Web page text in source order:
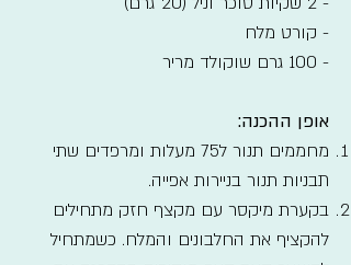
- קורט מלח
- 100 גרם שוקולד מריר
אופן ההכנה:
מחממים תנור ל75 מעלות ומרפדים שתי
תבניות תנור בניירות אפייה.
בקערת מיקסר עם מקצף חזק מתחילים
להקציף את החלבונים והמלח. כשמתחיל